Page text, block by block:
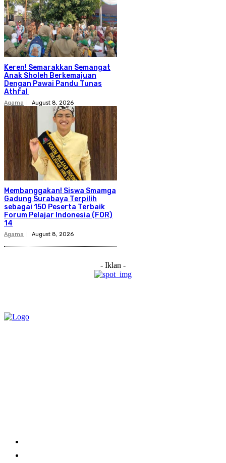
Keren! Semarakkan Semangat
Anak Sholeh Berkemajuan
Dengan Pawai Pandu Tunas
Athfal
Agama August 8, 2026
Membanggakan! Siswa Smamga
Gadung Surabaya Terpilih
sebagai 150 Peserta Terbaik
Forum Pelajar Indonesia (FOR)
14
Agama August 8, 2026
- Iklan -